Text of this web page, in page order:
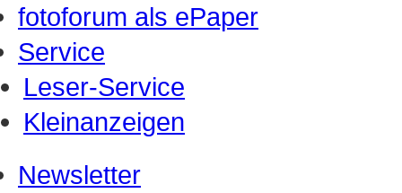
fotoforum als ePaper
Service
Leser-Service
Kleinanzeigen
Newsletter